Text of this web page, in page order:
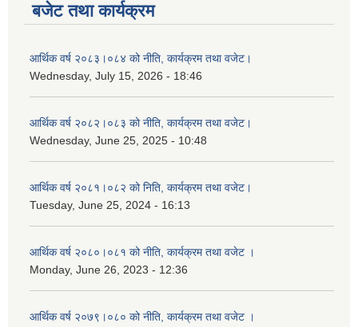
बजेट तथा कार्यक्रम
आर्थिक वर्ष २०८३।०८४ को नीति, कार्यक्रम तथा वजेट।
Wednesday, July 15, 2026 - 18:46
आर्थिक वर्ष २०८२।०८३ को नीति, कार्यक्रम तथा वजेट।
Wednesday, June 25, 2025 - 10:48
आर्थिक वर्ष २०८१।०८२ को निति, कार्यक्रम तथा वजेट।
Tuesday, June 25, 2024 - 16:13
आर्थिक वर्ष २०८०।०८१ को नीति, कार्यक्रम तथा वजेट ।
Monday, June 26, 2023 - 12:36
आर्थिक वर्ष २०७९।०८० को नीति, कार्यक्रम तथा वजेट ।